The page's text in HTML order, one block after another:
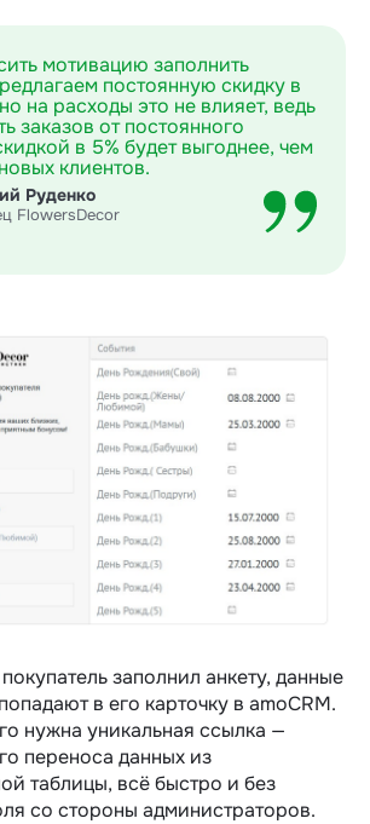
мотивацию заполнить
постоянную скидку в
на расходы это не влияет, ведь
заказов от постоянного
в 5% будет выгоднее, чем
клиентов.
Руденко
FlowersDecor
заполнил анкету, данные
в его карточку в amoCRM.
нужна уникальная ссылка —
переноса данных из
таблицы, всё быстро и без
со стороны администраторов.